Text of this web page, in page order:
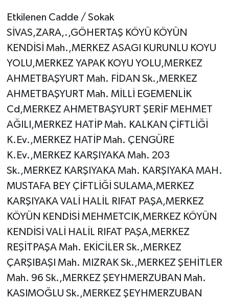
Etkilenen Cadde / Sokak
SİVAS,ZARA,.,GÖHERTAŞ KÖYÜ KÖYÜN
KENDİSİ Mah.,MERKEZ ASAGI KURUNLU KOYU
YOLU,MERKEZ YAPAK KOYU YOLU,MERKEZ
AHMETBAŞYURT Mah. FİDAN Sk.,MERKEZ
AHMETBAŞYURT Mah. MİLLİ EGEMENLİK
Cd,MERKEZ AHMETBAŞYURT ŞERİF MEHMET
AĞILI,MERKEZ HATİP Mah. KALKAN ÇİFTLİĞİ
K.Ev.,MERKEZ HATİP Mah. ÇENGÜRE
K.Ev.,MERKEZ KARŞIYAKA Mah. 203
Sk.,MERKEZ KARŞIYAKA Mah. KARŞIYAKA MAH.
MUSTAFA BEY ÇİFTLİĞİ SULAMA,MERKEZ
KARŞIYAKA VALİ HALİL RIFAT PAŞA,MERKEZ
KÖYÜN KENDİSİ MEHMETCIK,MERKEZ KÖYÜN
KENDİSİ VALİ HALİL RIFAT PAŞA,MERKEZ
REŞİTPAŞA Mah. EKİCİLER Sk.,MERKEZ
ÇARŞIBAŞI Mah. MIZRAK Sk.,MERKEZ ŞEHİTLER
Mah. 96 Sk.,MERKEZ ŞEYHMERZUBAN Mah.
KASIMOĞLU Sk.,MERKEZ ŞEYHMERZUBAN